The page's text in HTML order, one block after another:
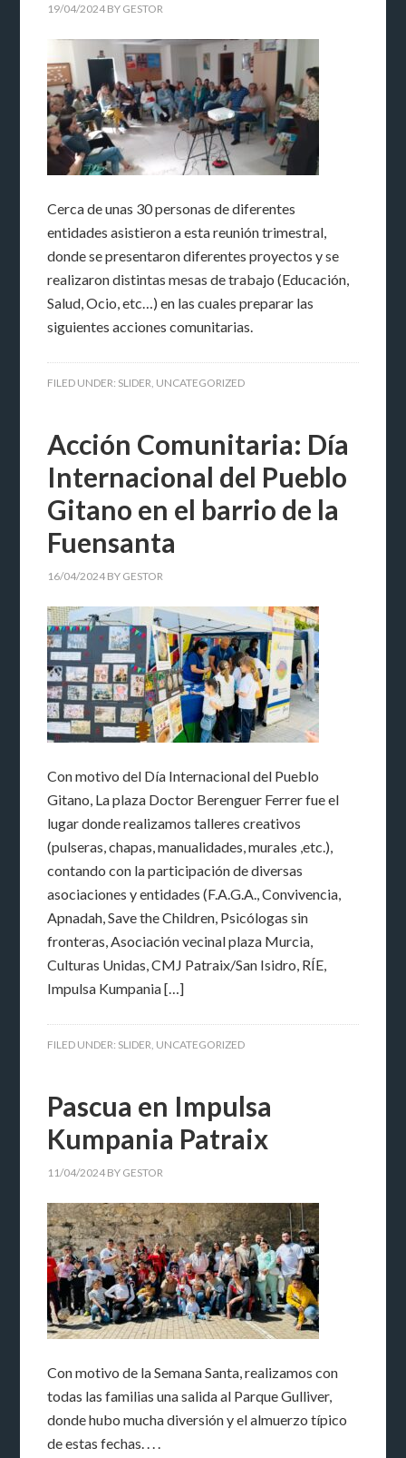
19/04/2024 BY GESTOR
Cerca de unas 30 personas de diferentes
entidades asistieron a esta reunión trimestral,
donde se presentaron diferentes proyectos y se
realizaron distintas mesas de trabajo (Educación,
Salud, Ocio, etc…) en las cuales preparar las
siguientes acciones comunitarias.
FILED UNDER: SLIDER, UNCATEGORIZED
Acción Comunitaria: Día
Internacional del Pueblo
Gitano en el barrio de la
Fuensanta
16/04/2024 BY GESTOR
Con motivo del Día Internacional del Pueblo
Gitano, La plaza Doctor Berenguer Ferrer fue el
lugar donde realizamos talleres creativos
(pulseras, chapas, manualidades, murales ,etc.),
contando con la participación de diversas
asociaciones y entidades (F.A.G.A., Convivencia,
Apnadah, Save the Children, Psicólogas sin
fronteras, Asociación vecinal plaza Murcia,
Culturas Unidas, CMJ Patraix/San Isidro, RÍE,
Impulsa Kumpania […]
FILED UNDER: SLIDER, UNCATEGORIZED
Pascua en Impulsa
Kumpania Patraix
11/04/2024 BY GESTOR
Con motivo de la Semana Santa, realizamos con
todas las familias una salida al Parque Gulliver,
donde hubo mucha diversión y el almuerzo típico
de estas fechas. . . .